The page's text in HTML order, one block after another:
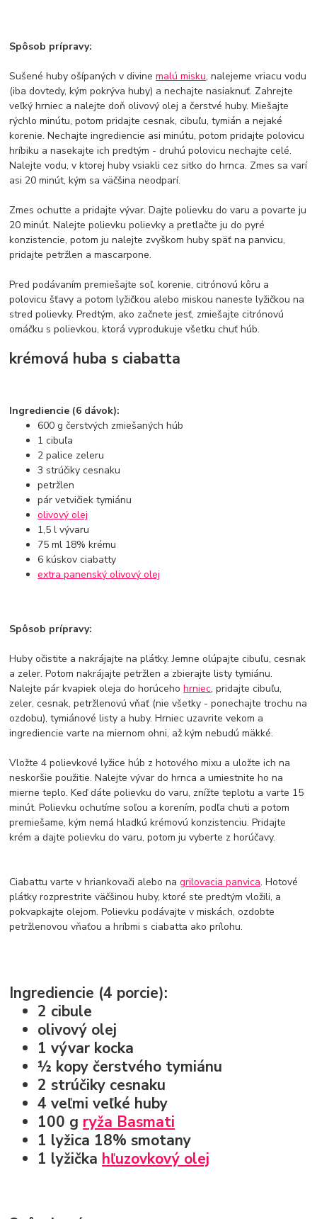
Spôsob prípravy:
Sušené huby ošípaných v divinemalú misku, nalejeme vriacu vodu
(iba dovtedy, kým pokrýva huby) a nechajte nasiaknuť. Zahrejte
veľký hrniec a nalejte doň olivový olej a čerstvé huby. Miešajte
rýchlo minútu, potom pridajte cesnak, cibuľu, tymián a nejaké
korenie. Nechajte ingrediencie asi minútu, potom pridajte polovicu
hríbiku a nasekajte ich predtým - druhú polovicu nechajte celé.
Nalejte vodu, v ktorej huby vsiakli cez sitko do hrnca. Zmes sa varí
asi 20 minút, kým sa väčšina neodparí.
Zmes ochutte a pridajte vývar. Dajte polievku do varu a povarte ju
20 minút. Nalejte polievku polievky a pretlačte ju do pyré
konzistencie, potom ju nalejte zvyškom huby späť na panvicu,
pridajte petržlen a mascarpone.
Pred podávaním premiešajte soľ, korenie, citrónovú kôru a
polovicu šťavy a potom lyžičkou alebo miskou naneste lyžičkou na
stred polievky. Predtým, ako začnete jesť, zmiešajte citrónovú
omáčku s polievkou, ktorá vyprodukuje všetku chuť húb.
krémová huba s ciabatta
Ingrediencie (6 dávok):
600 g čerstvých zmiešaných húb
1 cibuľa
2 palice zeleru
3 strúčiky cesnaku
petržlen
pár vetvičiek tymiánu
olivový olej
1,5 l vývaru
75 ml 18% krému
6 kúskov ciabatty
extra panenský olivový olej
Spôsob prípravy:
Huby očistite a nakrájajte na plátky. Jemne olúpajte cibuľu, cesnak
a zeler. Potom nakrájajte petržlen a zbierajte listy tymiánu.
Nalejte pár kvapiek oleja do horúcehohrniec, pridajte cibuľu,
zeler, cesnak, petržlenovú vňať (nie všetky - ponechajte trochu na
ozdobu), tymiánové listy a huby. Hrniec uzavrite vekom a
ingrediencie varte na miernom ohni, až kým nebudú mäkké.
Vložte 4 polievkové lyžice húb z hotového mixu a uložte ich na
neskoršie použitie. Nalejte vývar do hrnca a umiestnite ho na
mierne teplo. Keď dáte polievku do varu, znížte teplotu a varte 15
minút. Polievku ochutíme soľou a korením, podľa chuti a potom
premiešame, kým nemá hladkú krémovú konzistenciu. Pridajte
krém a dajte polievku do varu, potom ju vyberte z horúčavy.
Ciabattu varte v hriankovači alebo nagrilovacia panvica. Hotové
plátky rozprestrite väčšinou huby, ktoré ste predtým vložili, a
pokvapkajte olejom. Polievku podávajte v miskách, ozdobte
petržlenovou vňaťou a hríbmi s ciabatta ako prílohu.
Ingrediencie (4 porcie):
2 cibule
olivový olej
1 vývar kocka
½ kopy čerstvého tymiánu
2 strúčiky cesnaku
4 veľmi veľké huby
100 g ryža Basmati
1 lyžica 18% smotany
1 lyžička hľuzovkový olej